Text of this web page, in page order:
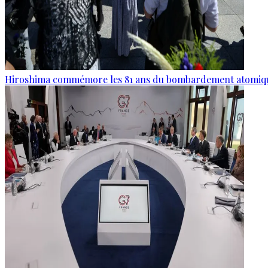
Hiroshima commémore les 81 ans du bombardement